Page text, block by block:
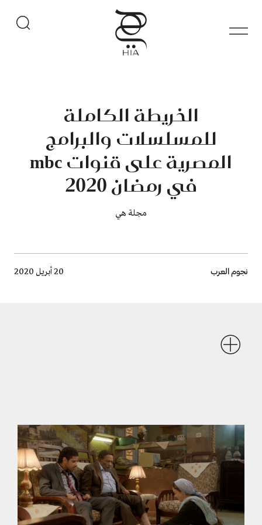
الخريطة الكاملة
للمسلسلات والبرامج
المصرية على قنوات mbc
في رمضان 2020
مجلة هي
Breadcrumb
نجوم العرب